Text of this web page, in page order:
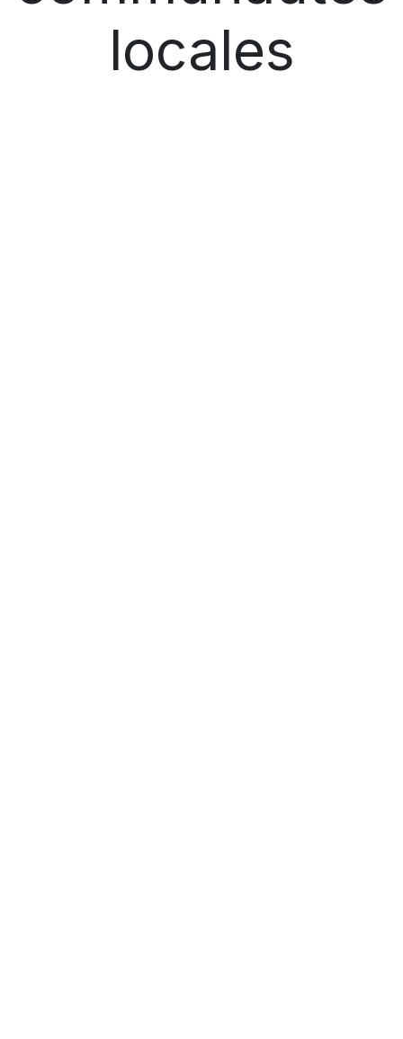
locales